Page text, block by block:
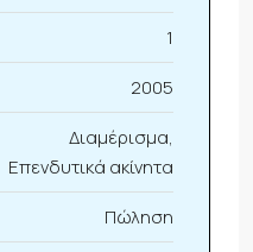
1
2005
Διαμέρισμα,
Επενδυτικά ακίνητα
Πώληση